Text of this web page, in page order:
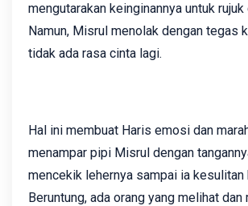
mengutarakan keinginannya untuk
Namun, Misrul menolak dengan tegas
tidak ada rasa cinta lagi.
Hal ini membuat Haris emosi dan
menampar pipi Misrul dengan
mencekik lehernya sampai ia kesulitan
Beruntung, ada orang yang melihat dan